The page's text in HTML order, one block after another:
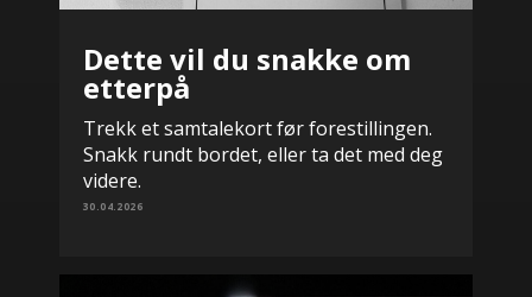
Dette vil du snakke om
etterpå
Trekk et samtalekort før forestillingen.
Snakk rundt bordet, eller ta det med deg
videre.
30.04.2026